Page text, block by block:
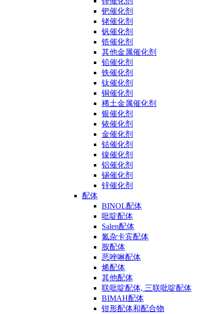
钯催化剂
铑催化剂
钒催化剂
锆催化剂
其他金属催化剂
铅催化剂
铁催化剂
钛催化剂
铜催化剂
稀土金属催化剂
银催化剂
铱催化剂
金催化剂
钴催化剂
镍催化剂
铝催化剂
锡催化剂
锌催化剂
配体
BINOL配体
吡啶配体
Salen配体
氮杂卡宾配体
胺配体
恶唑啉配体
烯配体
其他配体
联吡啶配体, 三联吡啶配体
BIMAH配体
钳形配体和配合物